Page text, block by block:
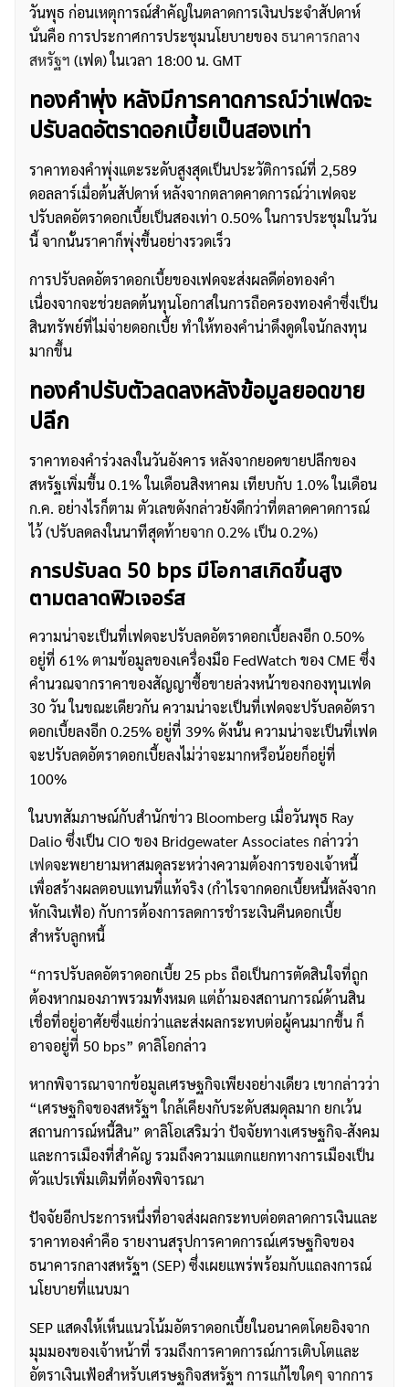
วันพุธ ก่อนเหตุการณ์สำคัญในตลาดการเงินประจำสัปดาห์
นั่นคือ การประกาศการประชุมนโยบายของ ธนาคารกลาง
สหรัฐฯ (เฟด) ในเวลา 18:00 น. GMT
ทองคำพุ่ง หลังมีการคาดการณ์ว่าเฟดจะ
ปรับลดอัตราดอกเบี้ยเป็นสองเท่า
ราคาทองคำพุ่งแตะระดับสูงสุดเป็นประวัติการณ์ที่ 2,589
ดอลลาร์เมื่อต้นสัปดาห์ หลังจากตลาดคาดการณ์ว่าเฟดจะ
ปรับลดอัตราดอกเบี้ยเป็นสองเท่า 0.50% ในการประชุมในวัน
นี้ จากนั้นราคาก็พุ่งขึ้นอย่างรวดเร็ว
การปรับลดอัตราดอกเบี้ยของเฟดจะส่งผลดีต่อทองคำ
เนื่องจากจะช่วยลดต้นทุนโอกาสในการถือครองทองคำซึ่งเป็น
สินทรัพย์ที่ไม่จ่ายดอกเบี้ย ทำให้ทองคำน่าดึงดูดใจนักลงทุน
มากขึ้น
ทองคำปรับตัวลดลงหลังข้อมูลยอดขาย
ปลีก
ราคาทองคำร่วงลงในวันอังคาร หลังจากยอดขายปลีกของ
สหรัฐเพิ่มขึ้น 0.1% ในเดือนสิงหาคม เทียบกับ 1.0% ในเดือน
ก.ค. อย่างไรก็ตาม ตัวเลขดังกล่าวยังดีกว่าที่ตลาดคาดการณ์
ไว้ (ปรับลดลงในนาทีสุดท้ายจาก 0.2% เป็น 0.2%)
การปรับลด 50 bps มีโอกาสเกิดขึ้นสูง
ตามตลาดฟิวเจอร์ส
ความน่าจะเป็นที่เฟดจะปรับลดอัตราดอกเบี้ยลงอีก 0.50%
อยู่ที่ 61% ตามข้อมูลของเครื่องมือ FedWatch ของ CME ซึ่ง
คำนวณจากราคาของสัญญาซื้อขายล่วงหน้าของกองทุนเฟด
30 วัน ในขณะเดียวกัน ความน่าจะเป็นที่เฟดจะปรับลดอัตรา
ดอกเบี้ยลงอีก 0.25% อยู่ที่ 39% ดังนั้น ความน่าจะเป็นที่เฟด
จะปรับลดอัตราดอกเบี้ยลงไม่ว่าจะมากหรือน้อยก็อยู่ที่
100%
ในบทสัมภาษณ์กับสำนักข่าว Bloomberg เมื่อวันพุธ Ray
Dalio ซึ่งเป็น CIO ของ Bridgewater Associates กล่าวว่า
เฟดจะพยายามหาสมดุลระหว่างความต้องการของเจ้าหนี้
เพื่อสร้างผลตอบแทนที่แท้จริง (กำไรจากดอกเบี้ยหนี้หลังจาก
หักเงินเฟ้อ) กับการต้องการลดการชำระเงินคืนดอกเบี้ย
สำหรับลูกหนี้
“การปรับลดอัตราดอกเบี้ย 25 pbs ถือเป็นการตัดสินใจที่ถูก
ต้องหากมองภาพรวมทั้งหมด แต่ถ้ามองสถานการณ์ด้านสิน
เชื่อที่อยู่อาศัยซึ่งแย่กว่าและส่งผลกระทบต่อผู้คนมากขึ้น ก็
อาจอยู่ที่ 50 bps” ดาลิโอกล่าว
หากพิจารณาจากข้อมูลเศรษฐกิจเพียงอย่างเดียว เขากล่าวว่า
“เศรษฐกิจของสหรัฐฯ ใกล้เคียงกับระดับสมดุลมาก ยกเว้น
สถานการณ์หนี้สิน” ดาลิโอเสริมว่า ปัจจัยทางเศรษฐกิจ-สังคม
และการเมืองที่สำคัญ รวมถึงความแตกแยกทางการเมืองเป็น
ตัวแปรเพิ่มเติมที่ต้องพิจารณา
ปัจจัยอีกประการหนึ่งที่อาจส่งผลกระทบต่อตลาดการเงินและ
ราคาทองคำคือ รายงานสรุปการคาดการณ์เศรษฐกิจของ
ธนาคารกลางสหรัฐฯ (SEP) ซึ่งเผยแพร่พร้อมกับแถลงการณ์
นโยบายที่แนบมา
SEP แสดงให้เห็นแนวโน้มอัตราดอกเบี้ยในอนาคตโดยอิงจาก
มุมมองของเจ้าหน้าที่ รวมถึงการคาดการณ์การเติบโตและ
อัตราเงินเฟ้อสำหรับเศรษฐกิจสหรัฐฯ การแก้ไขใดๆ จากการ